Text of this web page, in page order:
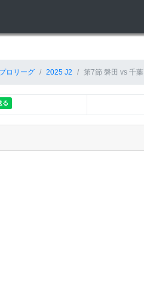
プロリーグ 2025 J2 第7節 磐田 vs 千葉